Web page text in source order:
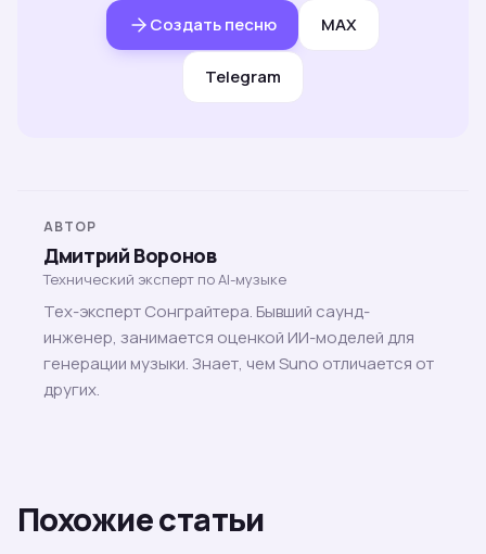
Создать песню MAX
Telegram
АВТОР
Дмитрий Воронов
Технический эксперт по AI-музыке
Тех-эксперт Сонграйтера. Бывший саунд-
инженер, занимается оценкой ИИ-моделей для
генерации музыки. Знает, чем Suno отличается от
других.
Похожие статьи